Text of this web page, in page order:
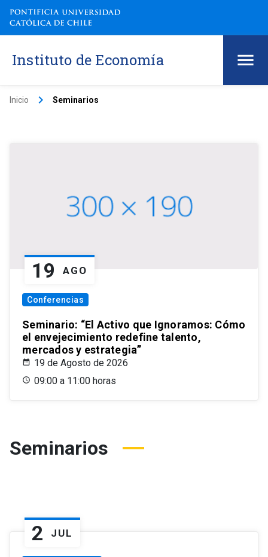
Instituto de Economía
Inicio keyboard_arrow_right Seminarios
19 AGO
Conferencias
Seminario: “El Activo que Ignoramos: Cómo
el envejecimiento redefine talento,
mercados y estrategia”
19 de Agosto de 2026
09:00 a 11:00 horas
Seminarios
2 JUL